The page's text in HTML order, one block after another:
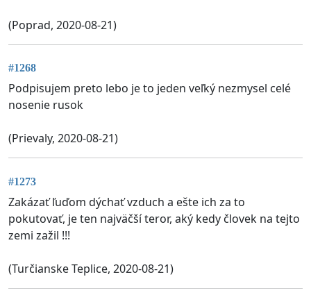
(Poprad, 2020-08-21)
#1268
Podpisujem preto lebo je to jeden veľký nezmysel celé
nosenie rusok
(Prievaly, 2020-08-21)
#1273
Zakázať ľuďom dýchať vzduch a ešte ich za to
pokutovať, je ten najväčší teror, aký kedy človek na tejto
zemi zažil !!!
(Turčianske Teplice, 2020-08-21)